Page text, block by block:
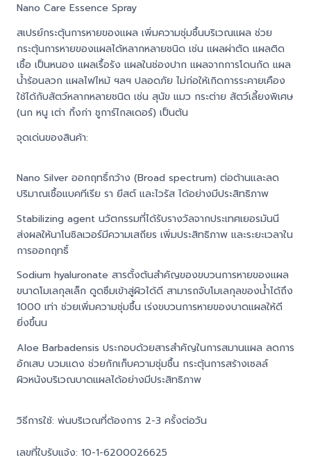
Nano Care Essence Spray
สเปรย์กระตุ้นการหายของแผล เพิ่มความชุ่มชื้นบริเวณแผล ช่วย
กระตุ้นการหายของแผลได้หลากหลายชนิด เช่น แผลผ่าตัด แผลติด
เชื้อ เป็นหนอง แผลเรื้อรัง แผลในช่องปาก แผลจากการโดนกัด แผล
น้ำร้อนลวก แผลไฟไหม้ ฯลฯ ปลอดภัย ไม่ก่อให้เกิดการระคายเคือง
ใช้ได้กับสัตว์หลากหลายชนิด เช่น สุนัข แมว กระต่าย สัตว์เลี้ยงพิเศษ
(นก หนู เต่า กิ้งก่า ชูการ์ไกลเดอร์) เป็นต้น
จุดเด่นของสินค้า:
Nano Silver ออกฤทธิ์กว้าง (Broad spectrum) ต่อต้านและลด
ปริมาณเชื้อแบคทีเรีย รา ยีสต์ และไวรัส ได้อย่างมีประสิทธิภาพ
Stabilizing agent นวัตกรรมที่ได้รับรางวัลจากประเทศเยอรมันนี
ส่งผลให้นาโนซิลเวอร์มีความเสถียร เพิ่มประสิทธิภาพ และระยะเวลาใน
การออกฤทธิ์
Sodium hyaluronate สารตั้งต้นสำคัญของขบวนการหายของแผล
ขนาดโมเลกุลเล็ก ดูดซึมเข้าสู่ผิวได้ดี สามารถจับโมเลกุลของน้ำได้ถึง
1000 เท่า ช่วยเพิ่มความชุ่มชื้น เร่งขบวนการหายของบาดแผลให้ดี
ยิ่งขึ้นน
Aloe Barbadensis ประกอบด้วยสารสำคัญในการสมานแผล ลดการ
อักเสบ บวมแดง ช่วยกักเก็บความชุ่มชื้น กระตุ้นการสร้างเซลล์
ผิวหนังบริเวณบาดแผลได้อย่างมีประสิทธิภาพ
วิธีการใช้: พ่นบริเวณที่ต้องการ 2-3 ครั้งต่อวัน
เลขที่ใบรับแจ้ง: 10-1-6200026625